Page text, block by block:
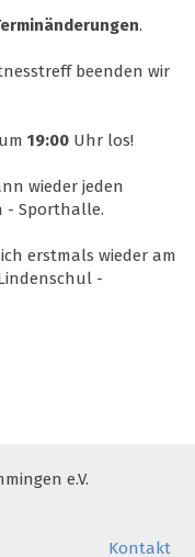
.
beenden wir
19:00 Uhr los!
wieder jeden
- Sporthalle.
erstmals wieder am
-
e.V.
Kontakt